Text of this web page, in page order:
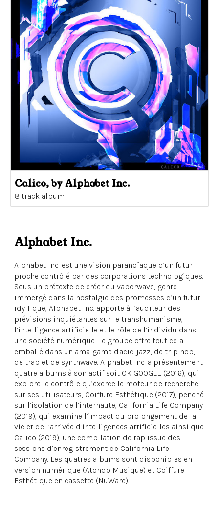
Calico, by Alphabet Inc.
8 track album
Alphabet Inc.
Alphabet Inc. est une vision paranoïaque d’un futur
proche contrôlé par des corporations technologiques.
Sous un prétexte de créer du vaporwave, genre
immergé dans la nostalgie des promesses d’un futur
idyllique, Alphabet Inc. apporte à l’auditeur des
prévisions inquiétantes sur le transhumanisme,
l’intelligence artificielle et le rôle de l’individu dans
une société numérique. Le groupe offre tout cela
emballé dans un amalgame d'acid jazz, de trip hop,
de trap et de synthwave. Alphabet Inc. a présentement
quatre albums à son actif soit OK GOOGLE (2016), qui
explore le contrôle qu’exerce le moteur de recherche
sur ses utilisateurs, Coiffure Esthétique (2017), penché
sur l’isolation de l’internaute, California Life Company
(2019), qui examine l’impact du prolongement de la
vie et de l’arrivée d’intelligences artificielles ainsi que
Calico (2019), une compilation de rap issue des
sessions d’enregistrement de California Life
Company. Les quatres albums sont disponibles en
version numérique (Atondo Musique) et Coiffure
Esthétique en cassette (NuWare).